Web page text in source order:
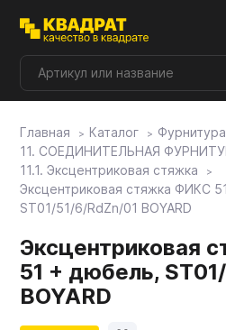
Плитные материалы
Фурнитура
Столешницы
Главная Каталог
Фурнитура
11. СОЕДИНИТЕЛЬНАЯ
11.1. Эксцентриковая стяжка
Эксцентриковая стяжка ФИКС
ST01/51/6/RdZn/01 BOYARD
Эксцентриковая
51 + дюбель,
BOYARD